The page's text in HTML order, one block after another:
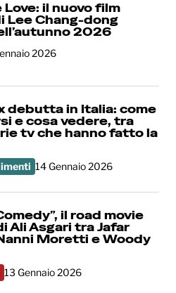
Love: il nuovo film
Lee Chang-dong
2026
2026
debutta in Italia: come
e cosa vedere, tra
tv che hanno fatto la
14 Gennaio 2026
il road movie
Ali Asgari tra Jafar
Moretti e Woody
13 Gennaio 2026